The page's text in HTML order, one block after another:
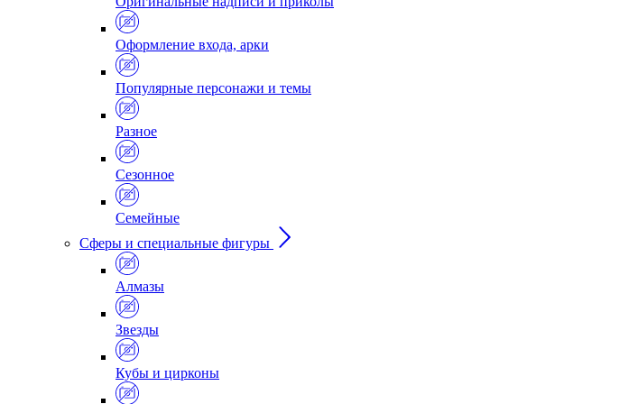
Оформление входа, арки
Популярные персонажи и темы
Разное
Сезонное
Семейные
Сферы и специальные фигуры
Алмазы
Звезды
Кубы и цирконы